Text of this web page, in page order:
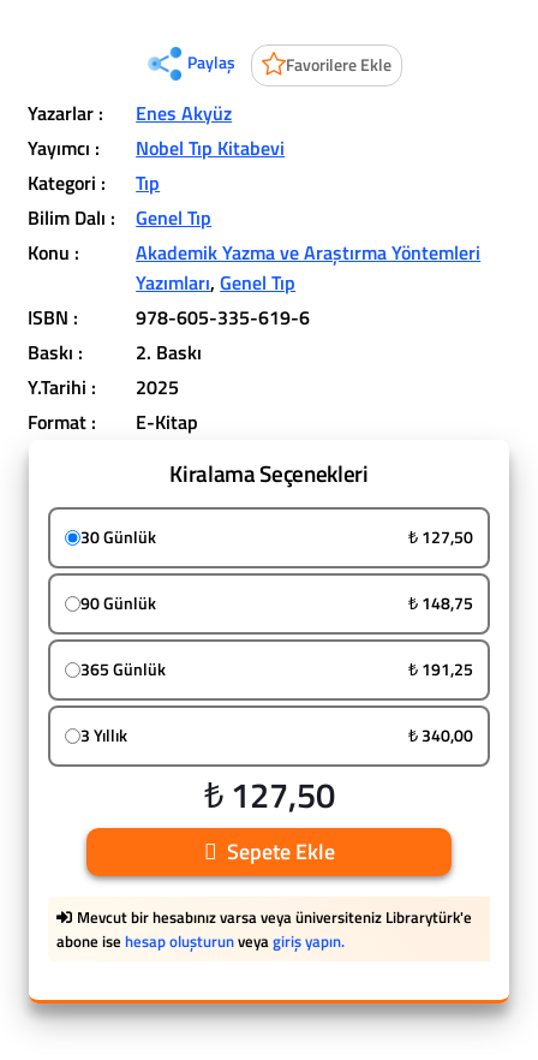
Paylaş Favorilere Ekle
Yazarlar :
Enes Akyüz
Yayımcı :
Nobel Tıp Kitabevi
Kategori :
Tıp
Bilim Dalı :
Genel Tıp
Konu :
Akademik Yazma ve Araştırma Yöntemleri
Yazımları,Genel Tıp
ISBN :
978-605-335-619-6
Baskı :
2. Baskı
Y.Tarihi :
2025
Format :
E-Kitap
Kiralama Seçenekleri
30 Günlük ₺ 127,50
90 Günlük ₺ 148,75
365 Günlük ₺ 191,25
3 Yıllık ₺ 340,00
₺ 127,50
Sepete Ekle
Mevcut bir hesabınız varsa veya üniversiteniz Librarytürk'e
abone ise hesap oluşturunveyagiriş yapın.